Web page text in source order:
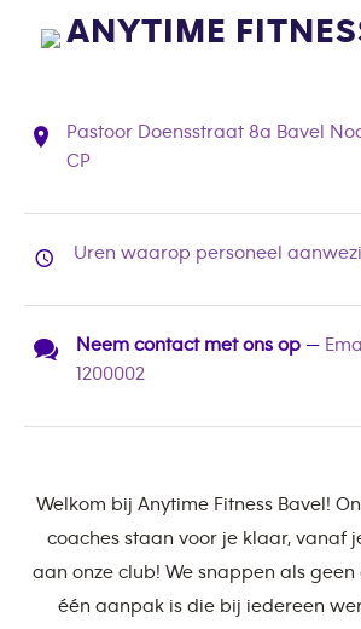
ANYTIME
Pastoor Doensstraat 8a Bavel
CP
Uren waarop personeel
Neem contact met ons op —
1200002
Welkom bij Anytime Fitness Bavel!
coaches staan voor je klaar, vanaf
aan onze club! We snappen als
één aanpak is die bij iedereen